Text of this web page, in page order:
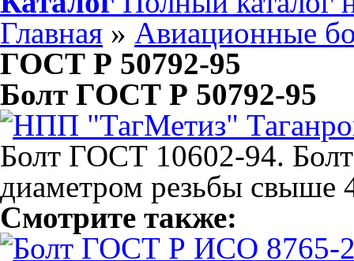
Главная » Авиационные
ГОСТ Р 50792-95
Болт ГОСТ Р 50792-95
Болт ГОСТ 10602-94.
диаметром резьбы свыше
Смотрите также: